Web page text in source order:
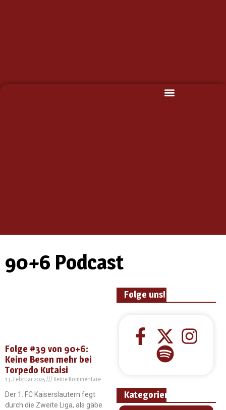
90+6 Podcast
Folge #39 von 90+6:
Keine Besen mehr bei
Torpedo Kutaisi
13. Februar 2025 Keine Kommentare
Der 1. FC Kaiserslautern fegt
durch die Zweite Liga, als gäbe
Folge uns!
Kategorien